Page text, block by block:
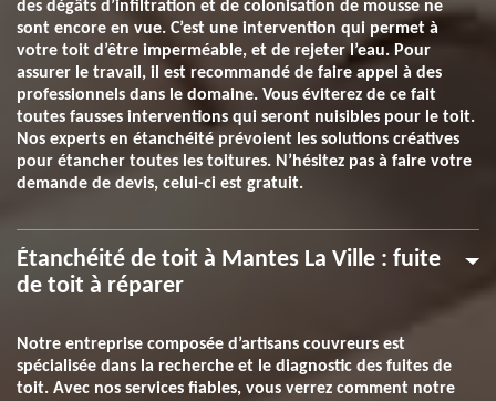
des dégâts d’infiltration et de colonisation de mousse ne
sont encore en vue. C’est une intervention qui permet à
votre toit d’être imperméable, et de rejeter l’eau. Pour
assurer le travail, il est recommandé de faire appel à des
professionnels dans le domaine. Vous éviterez de ce fait
toutes fausses interventions qui seront nuisibles pour le toit.
Nos experts en étanchéité prévoient les solutions créatives
pour étancher toutes les toitures. N’hésitez pas à faire votre
demande de devis, celui-ci est gratuit.
Étanchéité de toit à Mantes La Ville : fuite
de toit à réparer
Notre entreprise composée d’artisans couvreurs est
spécialisée dans la recherche et le diagnostic des fuites de
toit. Avec nos services fiables, vous verrez comment notre